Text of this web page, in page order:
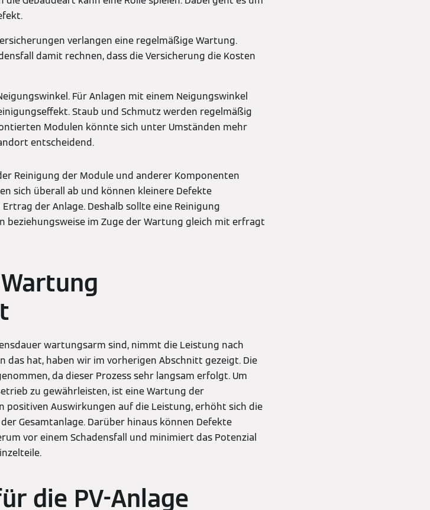
verlangen eine regelmäßige Wartung.
damit rechnen, dass die Versicherung die Kosten
Für Anlagen mit einem Neigungswinkel
Staub und Schmutz werden regelmäßig
Modulen könnte sich unter Umständen mehr
entscheidend.
Reinigung der Module und anderer Komponenten
sich überall ab und können kleinere Defekte
der Anlage. Deshalb sollte eine Reinigung
beziehungsweise im Zuge der Wartung gleich mit erfragt
wartungsarm sind, nimmt die Leistung nach
das hat, haben wir im vorherigen Abschnitt gezeigt. Die
da dieser Prozess sehr langsam erfolgt. Um
zu gewährleisten, ist eine Wartung der
positiven Auswirkungen auf die Leistung, erhöht sich die
Gesamtanlage. Darüber hinaus können Defekte
vor einem Schadensfall und minimiert das Potenzial
die PV-Anlage